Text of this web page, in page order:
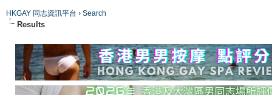
HKGAY 同志資訊平台 › Search
Results